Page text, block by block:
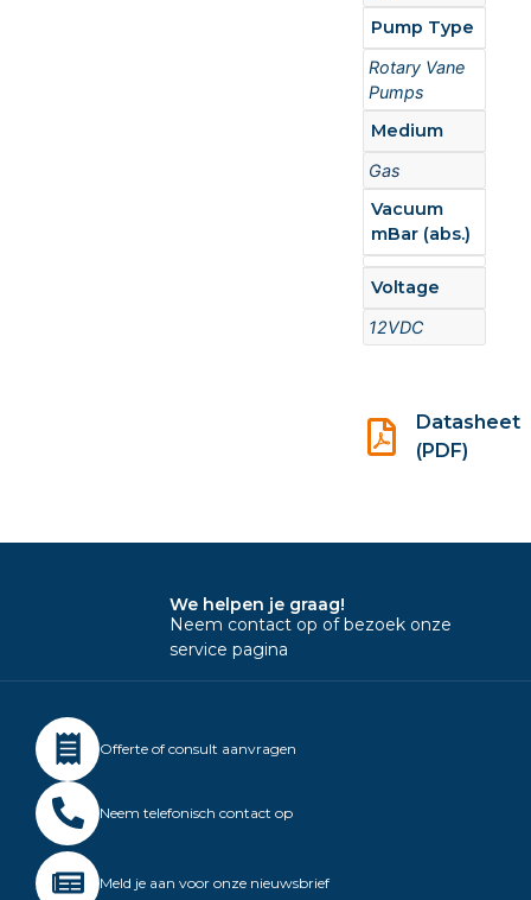
Pump Type
Rotary Vane
Pumps
Medium
Gas
Vacuum
mBar (abs.)
Voltage
12VDC
Datasheet
(PDF)
We helpen je graag!
Neem contact op of bezoek onze
service pagina
Offerte of consult aanvragen
Neem telefonisch contact op
Meld je aan voor onze nieuwsbrief